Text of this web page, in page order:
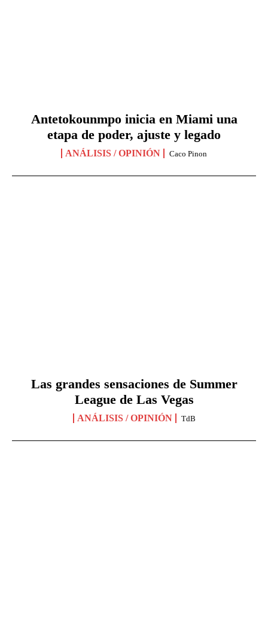
Antetokounmpo inicia en Miami una
etapa de poder, ajuste y legado
ANÁLISIS / OPINIÓN Caco Pinon
Las grandes sensaciones de Summer
League de Las Vegas
ANÁLISIS / OPINIÓN TdB